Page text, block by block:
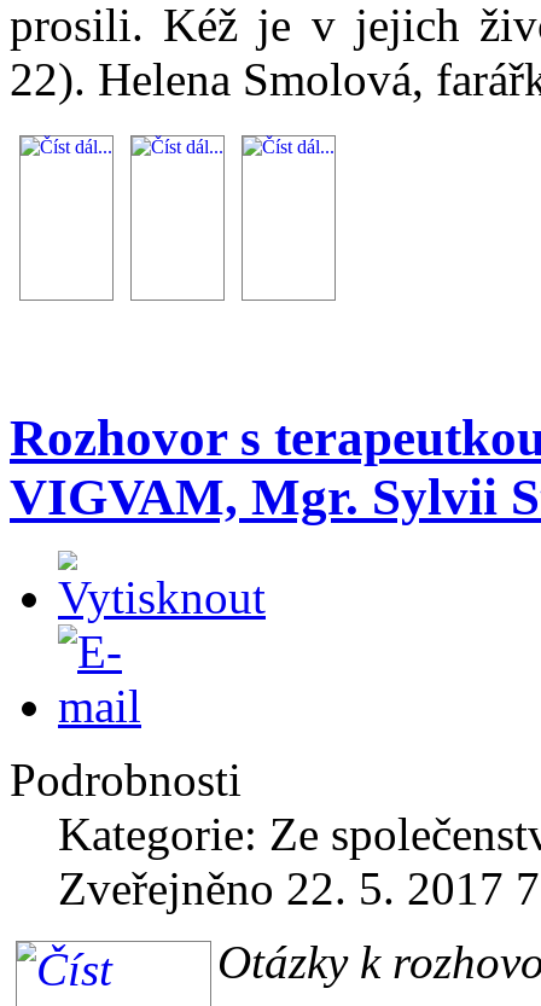
prosili. Kéž je v jejich
22). Helena Smolová,
Rozhovor s
VIGVAM, Mgr. Sylvii
Podrobnosti
Kategorie: Ze
Zveřejněno 22. 5. 2017
Otázky k